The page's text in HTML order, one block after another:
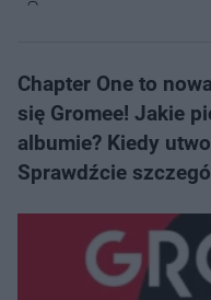
Chapter One to
się Gromee! Jakie
albumie? Kiedy
Sprawdźcie